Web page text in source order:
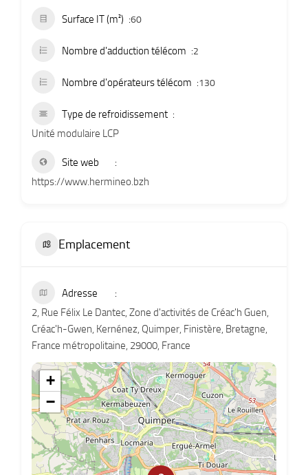
Surface IT (m²) 60
Nombre d'adduction télécom 2
Nombre d'opérateurs télécom 130
Type de refroidissement
Unité modulaire LCP
Site web
https://www.hermineo.bzh
Emplacement
Adresse
2, Rue Félix Le Dantec, Zone d'activités de Créac'h Guen,
Créac'h-Gwen, Kernénez, Quimper, Finistère, Bretagne,
France métropolitaine, 29000, France
+
−